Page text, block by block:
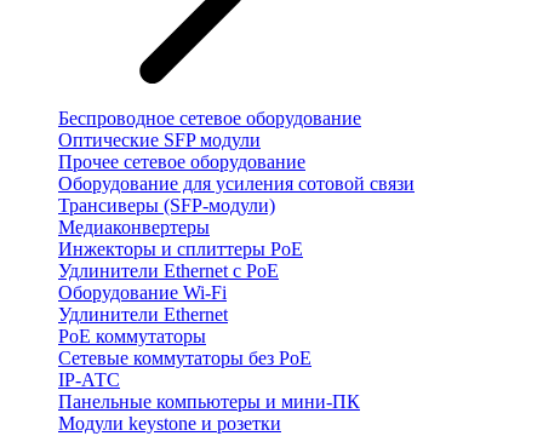
Беспроводное сетевое оборудование
Оптические SFP модули
Прочее сетевое оборудование
Оборудование для усиления сотовой связи
Трансиверы (SFP-модули)
Медиаконвертеры
Инжекторы и сплиттеры PoE
Удлинители Ethernet с PoE
Оборудование Wi-Fi
Удлинители Ethernet
PoE коммутаторы
Сетевые коммутаторы без PoE
IP-АТС
Панельные компьютеры и мини-ПК
Модули keystone и розетки